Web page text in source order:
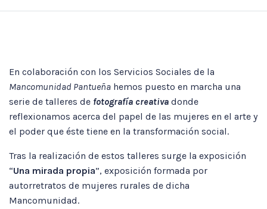
En colaboración con los Servicios Sociales de la
Mancomunidad Pantueña hemos puesto en marcha una
serie de talleres de fotografía creativa donde
reflexionamos acerca del papel de las mujeres en el arte y
el poder que éste tiene en la transformación social.
Tras la realización de estos talleres surge la exposición
“Una mirada propia”, exposición formada por
autorretratos de mujeres rurales de dicha
Mancomunidad.